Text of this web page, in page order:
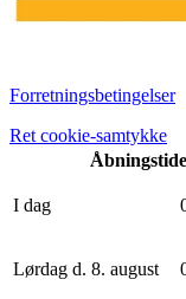
Forretningsbetingelser
Ret cookie-samtykke
I dag
Lørdag d. 8. august